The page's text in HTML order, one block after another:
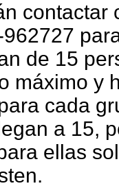
de 15
máximo y
cada
a 15,
ellas